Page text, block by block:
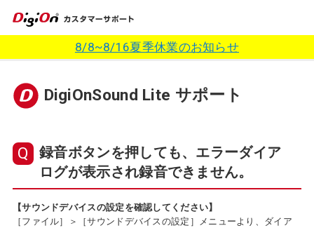
8/8~8/16夏季休業のお知らせ
DigiOnSound Lite サポート
録音ボタンを押しても、エラーダイア
ログが表示され録音できません。
【サウンドデバイスの設定を確認してください】
［ファイル］＞［サウンドデバイスの設定］メニューより、ダイア